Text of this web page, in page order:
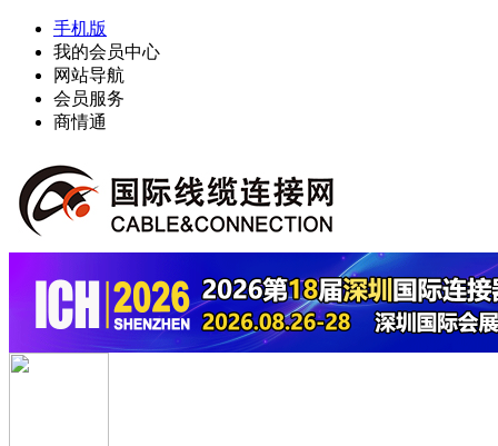
手机版
我的会员中心
网站导航
会员服务
商情通